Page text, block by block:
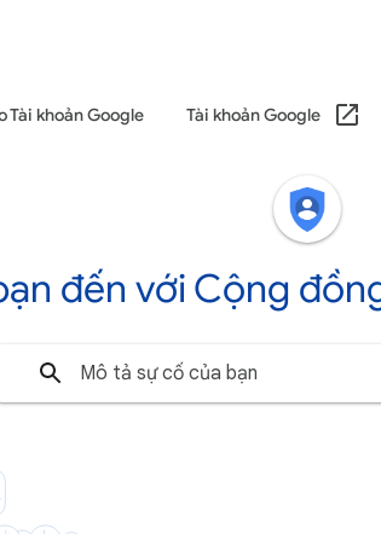
Tài khoản Google Tài khoản Google
đến với Cộng